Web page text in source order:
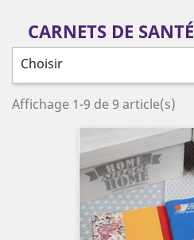
CARNETS DE SANTÉ
Choisir
Affichage 1-9 de 9 article(s)